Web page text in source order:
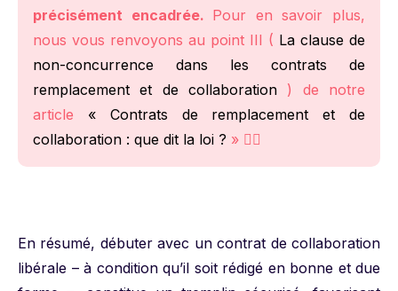
précisément encadrée. Pour en savoir plus,
nous vous renvoyons au point III ( La clause de
non-concurrence dans les contrats de
remplacement et de collaboration ) de notre
article « Contrats de remplacement et de
collaboration : que dit la loi ? » 🧑‍⚖️
En résumé, débuter avec un contrat de collaboration
libérale – à condition qu’il soit rédigé en bonne et due